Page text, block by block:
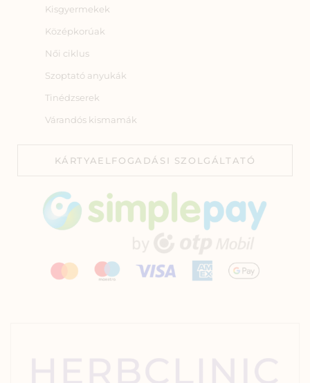
Kisgyermekek
Középkorúak
Női ciklus
Szoptató anyukák
Tinédzserek
Várandós kismamák
KÁRTYAELFOGADÁSI SZOLGÁLTATÓ